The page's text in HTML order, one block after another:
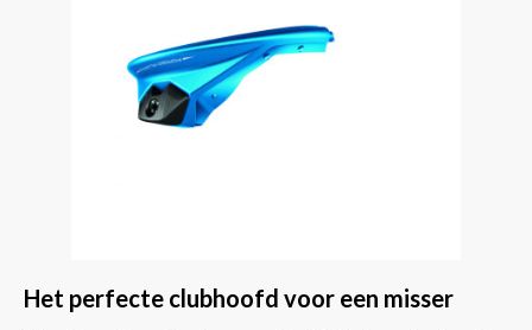
Het perfecte clubhoofd voor een misser